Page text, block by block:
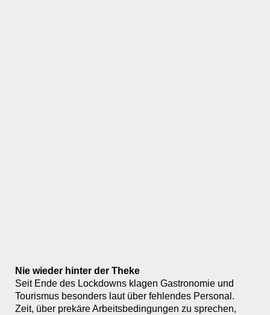
Nie wieder hinter der Theke
Seit Ende des Lockdowns klagen Gastronomie und
Tourismus besonders laut über fehlendes Personal.
Zeit, über prekäre Arbeitsbedingungen zu sprechen,